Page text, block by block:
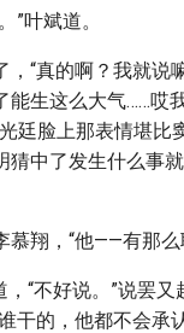
”叶斌道。
，“真的啊？我就说
能生这么大气……哎
廷脸上那表情堪比
猜中了发生什么事
慕翔，“他——有那么
，“不好说。”说罢又
干的，他都不会承